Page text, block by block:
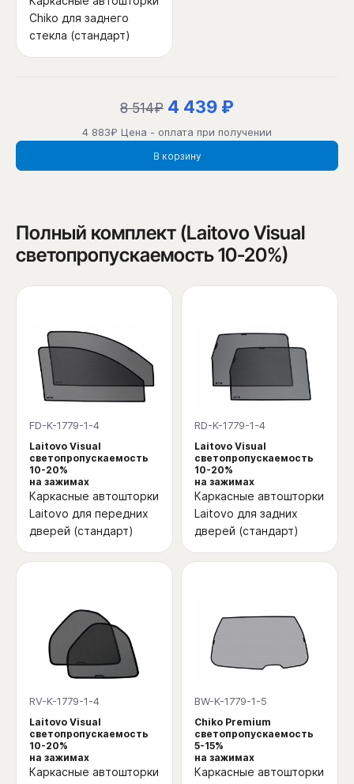
Chiko для заднего
стекла (стандарт)
8 514₽ 4 439 ₽
4 883₽ Цена - оплата при получении
В корзину
Полный комплект (Laitovo Visual
светопропускаемость 10-20%)
FD-K-1779-1-4
Laitovo Visual
светопропускаемость
10-20%
на зажимах
Каркасные автошторки
Laitovo для передних
дверей (стандарт)
RD-K-1779-1-4
Laitovo Visual
светопропускаемость
10-20%
на зажимах
Каркасные автошторки
Laitovo для задних
дверей (стандарт)
RV-K-1779-1-4
Laitovo Visual
светопропускаемость
10-20%
на зажимах
Каркасные автошторки
BW-K-1779-1-5
Chiko Premium
светопропускаемость
5-15%
на зажимах
Каркасные автошторки